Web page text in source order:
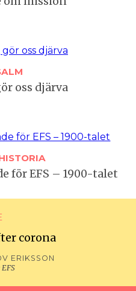
oss djärva
för EFS – 1900-talet
corona
ERIKSSON